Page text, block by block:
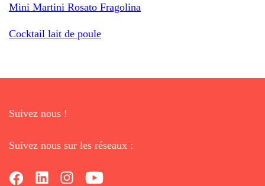
Mini Martini Rosato Fragolina
Cocktail lait de poule
Suivez nous !
Suivez nous sur les réseaux :